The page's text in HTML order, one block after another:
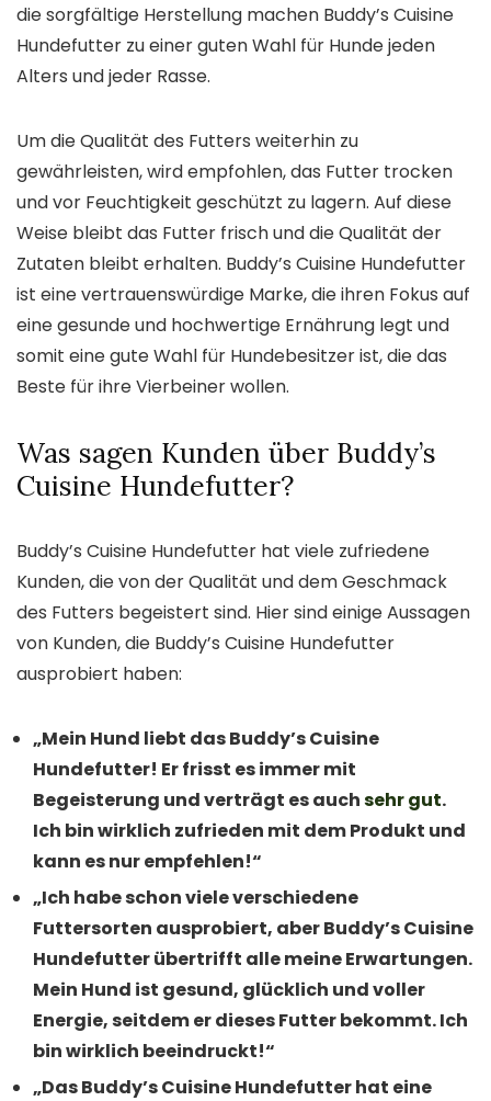
die sorgfältige Herstellung machen Buddy’s Cuisine
Hundefutter zu einer guten Wahl für Hunde jeden
Alters und jeder Rasse.
Um die Qualität des Futters weiterhin zu
gewährleisten, wird empfohlen, das Futter trocken
und vor Feuchtigkeit geschützt zu lagern. Auf diese
Weise bleibt das Futter frisch und die Qualität der
Zutaten bleibt erhalten. Buddy’s Cuisine Hundefutter
ist eine vertrauenswürdige Marke, die ihren Fokus auf
eine gesunde und hochwertige Ernährung legt und
somit eine gute Wahl für Hundebesitzer ist, die das
Beste für ihre Vierbeiner wollen.
Was sagen Kunden über Buddy’s
Cuisine Hundefutter?
Buddy’s Cuisine Hundefutter hat viele zufriedene
Kunden, die von der Qualität und dem Geschmack
des Futters begeistert sind. Hier sind einige Aussagen
von Kunden, die Buddy’s Cuisine Hundefutter
ausprobiert haben:
„Mein Hund liebt das Buddy’s Cuisine
Hundefutter! Er frisst es immer mit
Begeisterung und verträgt es auchsehr gut.
Ich bin wirklich zufrieden mit dem Produkt und
kann es nur empfehlen!“
„Ich habe schon viele verschiedene
Futtersorten ausprobiert, aber Buddy’s Cuisine
Hundefutter übertrifft alle meine Erwartungen.
Mein Hund ist gesund, glücklich und voller
Energie, seitdem er dieses Futter bekommt. Ich
bin wirklich beeindruckt!“
„Das Buddy’s Cuisine Hundefutter hat eine